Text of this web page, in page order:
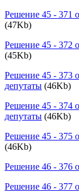
Решение 45 - 371
(47Kb)
Решение 45 - 372
(45Kb)
Решение 45 - 373
депутаты (46Kb)
Решение 45 - 374
депутаты (46Kb)
Решение 45 - 375
(46Kb)
Решение 46 - 376
Решение 46 - 377